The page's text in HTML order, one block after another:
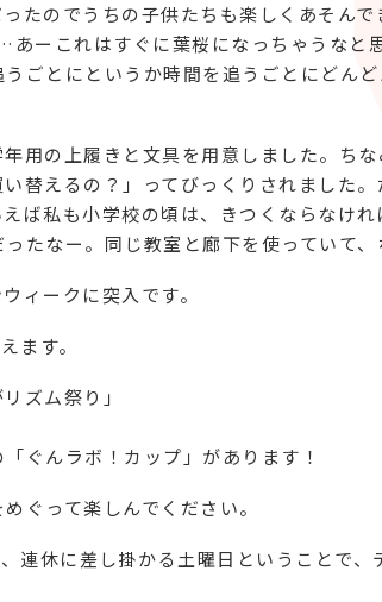
たのでうちの子供たちも楽しくあそん
ーこれはすぐに葉桜になっちゃうなと
ごとにというか時間を追うごとにどん
用の上履きと文具を用意しました。ち
替えるの？」ってびっくりされました
ば私も小学校の頃は、きつくならなけ
たなー。同じ教室と廊下を使っていて
ィークに突入です。
ます。
ズム祭り」
ぐんラボ！カップ」があります！
ぐって楽しんでください。
連休に差し掛かる土曜日ということで